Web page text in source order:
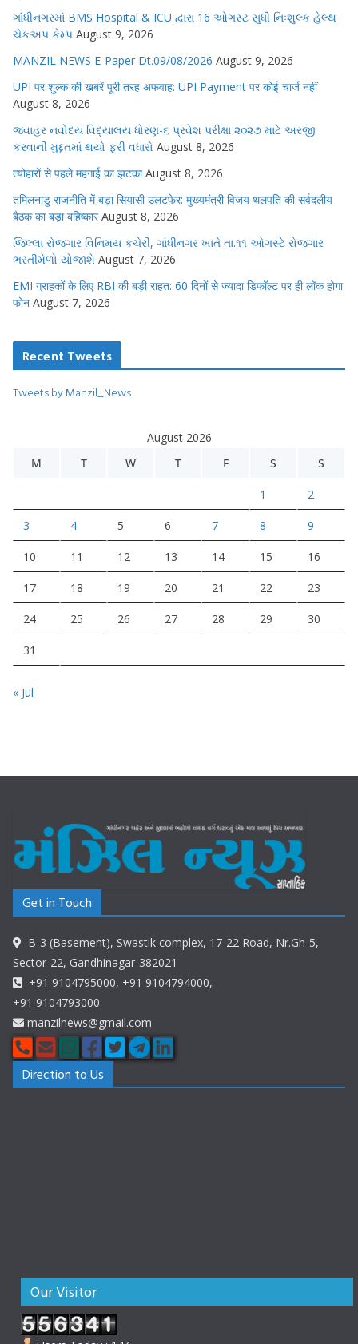
ગાંધીનગરમાં BMS Hospital & ICU દ્વારા 16 ઓગસ્ટ સુધી નિઃશુલ્ક હેલ્થ
ચેકઅપ કેમ્પ August 9, 2026
MANZIL NEWS E-Paper Dt.09/08/2026 August 9, 2026
UPI पर शुल्क की खबरें पूरी तरह अफवाह: UPI Payment पर कोई चार्ज नहीं
August 8, 2026
જવાહર નવોદય વિદ્યાલય ધોરણ-૬ પ્રવેશ પરીક્ષા ૨૦૨૭ માટે અરજી
કરવાની મુદ્દતમાં થયો ફરી વધારો August 8, 2026
त्योहारों से पहले महंगाई का झटका August 8, 2026
तमिलनाडु राजनीति में बड़ा सियासी उलटफेर: मुख्यमंत्री विजय थलपति की सर्वदलीय
बैठक का बड़ा बहिष्कार August 8, 2026
જિલ્લા રોજગાર વિનિમય કચેરી, ગાંધીનગર ખાતે તા.૧૧ ઓગસ્ટે રોજગાર
ભરતીમેળો યોજાશે August 7, 2026
EMI ग्राहकों के लिए RBI की बड़ी राहत: 60 दिनों से ज्यादा डिफॉल्ट पर ही लॉक होगा
फोन August 7, 2026
Recent Tweets
Tweets by Manzil_News
August 2026
M
T W T F S S
1 2
3 4 5 6 7 8 9
10 11 12 13 14 15 16
17 18 19 20 21 22 23
24 25 26 27 28 29 30
31
« Jul
Get in Touch
B-3 (Basement), Swastik complex, 17-22 Road, Nr.Gh-5,
Sector-22, Gandhinagar-382021
+91 9104795000, +91 9104794000,
+91 9104793000
manzilnews@gmail.com
Direction to Us
Our Visitor